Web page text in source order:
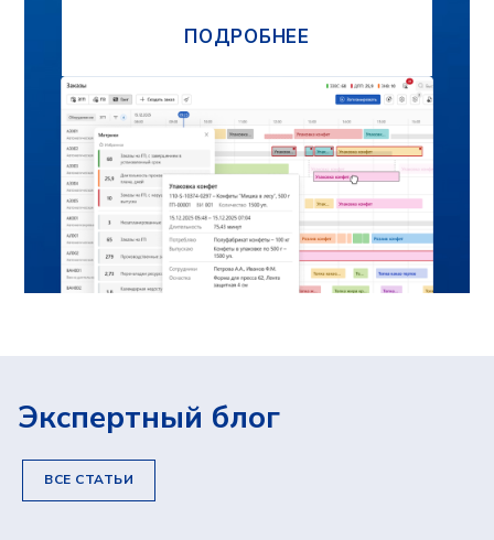
Экспертный блог
ВСЕ СТАТЬИ
Мы готовы оперативно ответить на
вопросы, отправить презентационные
материалы, организовать онлайн-встречу
с нашими экспертами и сделать
предварительный расчёт стоимости
проекта для вашего предприятия.
ФАМИЛИЯ, ИМЯ, ОТЧЕСТВО